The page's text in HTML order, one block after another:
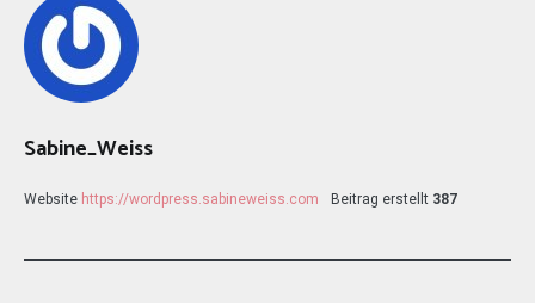
Sabine_Weiss
Website https://wordpress.sabineweiss.com Beitrag erstellt 387